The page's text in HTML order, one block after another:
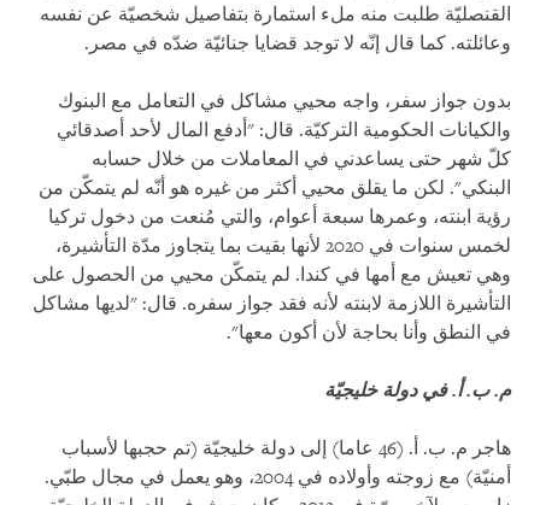
القنصليّة طلبت منه ملء استمارة بتفاصيل شخصيّة عن نفسه
وعائلته. كما قال إنّه لا توجد قضايا جنائيّة ضدّه في مصر.
بدون جواز سفر، واجه محيي مشاكل في التعامل مع البنوك
والكيانات الحكومية التركيّة. قال: "أدفع المال لأحد أصدقائي
كلّ شهر حتى يساعدني في المعاملات من خلال حسابه
البنكي". لكن ما يقلق محيي أكثر من غيره هو أنّه لم يتمكّن من
رؤية ابنته، وعمرها سبعة أعوام، والتي مُنعت من دخول تركيا
لخمس سنوات في 2020 لأنها بقيت بما يتجاوز مدّة التأشيرة،
وهي تعيش مع أمها في كندا. لم يتمكّن محيي من الحصول على
التأشيرة اللازمة لابنته لأنه فقد جواز سفره. قال: "لديها مشاكل
في النطق وأنا بحاجة لأن أكون معها".
م. ب. أ. في دولة خليجيّة
هاجر م. ب. أ. (46 عاما) إلى دولة خليجيّة (تم حجبها لأسباب
أمنيّة) مع زوجته وأولاده في 2004، وهو يعمل في مجال طبّي.